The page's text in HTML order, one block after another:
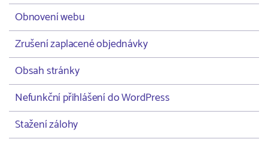
Obnovení webu
Zrušení zaplacené objednávky
Obsah stránky
Nefunkční přihlášení do WordPress
Stažení zálohy